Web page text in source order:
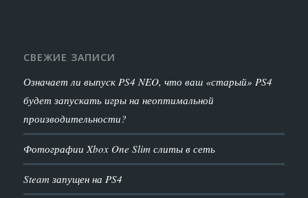
СВЕЖИЕ ЗАПИСИ
Означает ли выпуск PS4 NEO, что ваш «старый» PS4
будет запускать игры на неоптимальной
производительности?
Фотографии Xbox One Slim слиты в сеть
Steam запущен на PS4